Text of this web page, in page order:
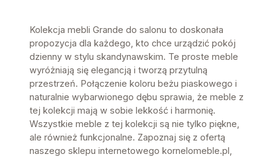
Kolekcja mebli Grande do salonu to doskonała
propozycja dla każdego, kto chce urządzić pokój
dzienny w stylu skandynawskim. Te proste meble
wyróżniają się elegancją i tworzą przytulną
przestrzeń. Połączenie koloru beżu piaskowego i
naturalnie wybarwionego dębu sprawia, że meble z
tej kolekcji mają w sobie lekkość i harmonię.
Wszystkie meble z tej kolekcji są nie tylko piękne,
ale również funkcjonalne. Zapoznaj się z ofertą
naszego sklepu internetowego kornelomeble.pl,